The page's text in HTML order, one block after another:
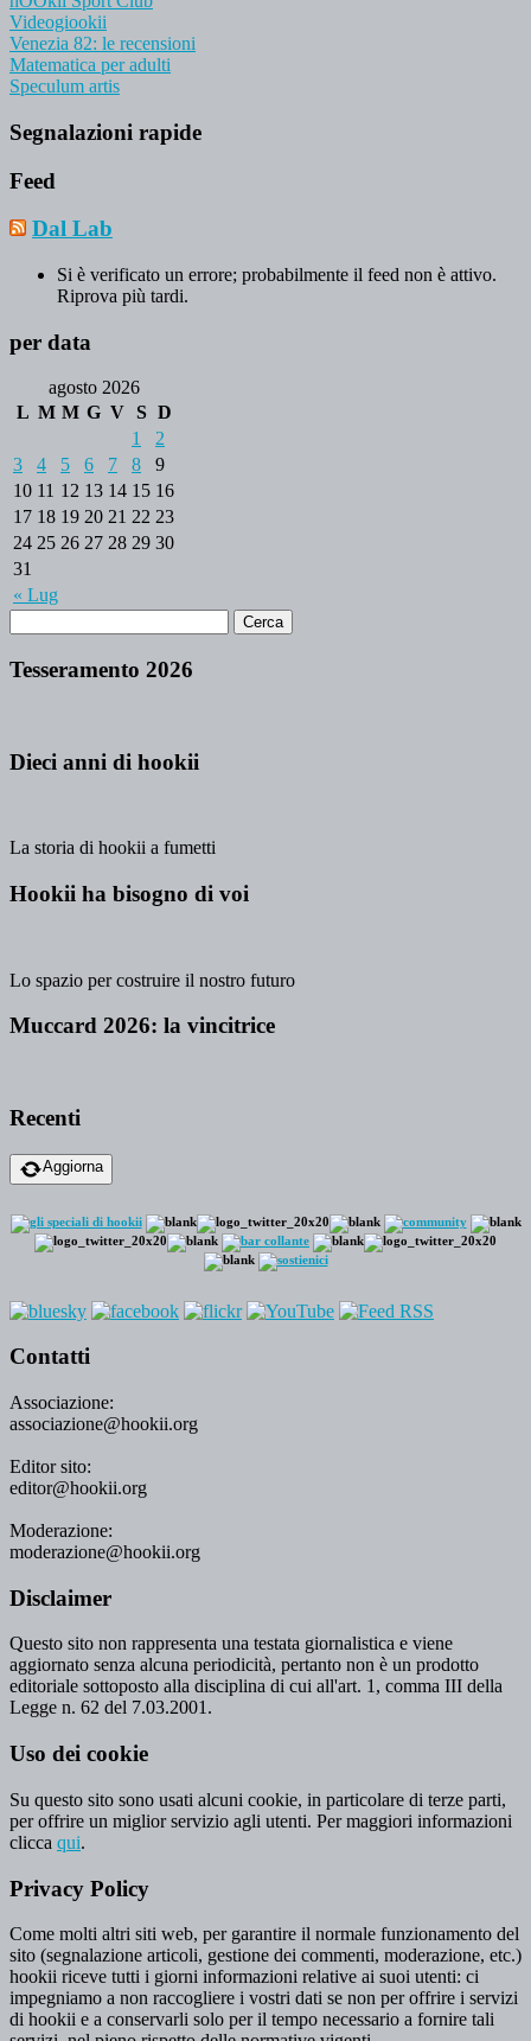
Videogiookii
Venezia 82: le recensioni
Matematica per adulti
Speculum artis
Segnalazioni rapide
Feed
Dal Lab
Si è verificato un errore; probabilmente il feed non è attivo.
Riprova più tardi.
per data
agosto 2026
L M M G V S D
« Lug
1
2
3
4 5 6 7 8
9
10 11 12 13 14 15 16
17 18 19 20 21 22 23
24 25 26 27 28 29 30
31
Tesseramento 2026
Dieci anni di hookii
La storia di hookii a fumetti
Hookii ha bisogno di voi
Lo spazio per costruire il nostro futuro
Muccard 2026: la vincitrice
Recenti
Aggiorna
Contatti
Associazione:
associazione@hookii.org
Editor sito:
editor@hookii.org
Moderazione:
moderazione@hookii.org
Disclaimer
Questo sito non rappresenta una testata giornalistica e viene
aggiornato senza alcuna periodicità, pertanto non è un prodotto
editoriale sottoposto alla disciplina di cui all'art. 1, comma III della
Legge n. 62 del 7.03.2001.
Uso dei cookie
Su questo sito sono usati alcuni cookie, in particolare di terze parti,
per offrire un miglior servizio agli utenti. Per maggiori informazioni
clicca qui.
Privacy Policy
Come molti altri siti web, per garantire il normale funzionamento del
sito (segnalazione articoli, gestione dei commenti, moderazione, etc.)
hookii riceve tutti i giorni informazioni relative ai suoi utenti: ci
impegniamo a non raccogliere i vostri dati se non per offrire i servizi
di hookii e a conservarli solo per il tempo necessario a fornire tali